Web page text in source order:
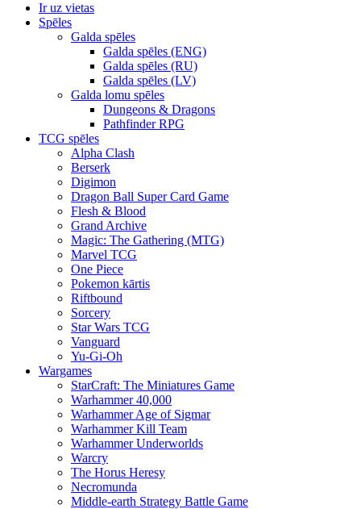
Ir uz vietas
Spēles
Galda spēles
Galda spēles (ENG)
Galda spēles (RU)
Galda spēles (LV)
Galda lomu spēles
Dungeons & Dragons
Pathfinder RPG
TCG spēles
Alpha Clash
Berserk
Digimon
Dragon Ball Super Card Game
Flesh & Blood
Grand Archive
Magic: The Gathering (MTG)
Marvel TCG
One Piece
Pokemon kārtis
Riftbound
Sorcery
Star Wars TCG
Vanguard
Yu-Gi-Oh
Wargames
StarCraft: The Miniatures Game
Warhammer 40,000
Warhammer Age of Sigmar
Warhammer Kill Team
Warhammer Underworlds
Warcry
The Horus Heresy
Necromunda
Middle-earth Strategy Battle Game